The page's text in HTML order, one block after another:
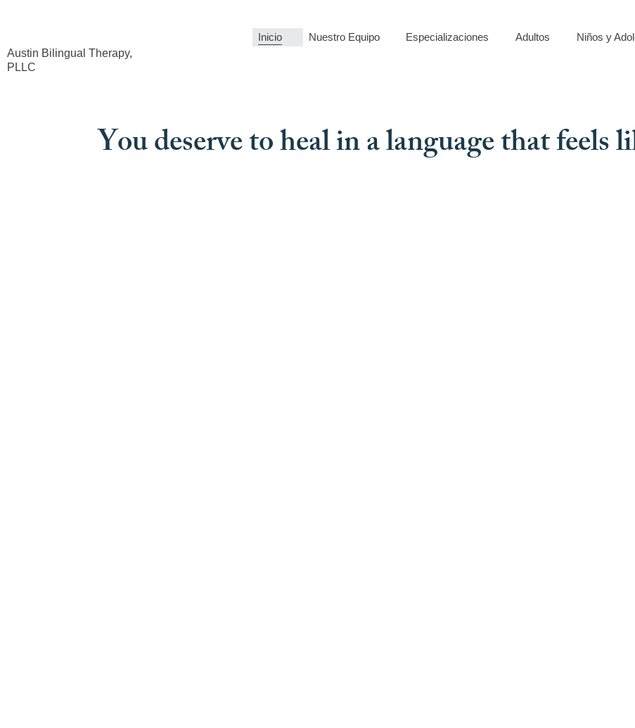
Austin Bilingual Therapy,
PLLC
Inicio Nuestro Equipo Especializaciones Adultos Niños y
You deserve to heal in a language that feels